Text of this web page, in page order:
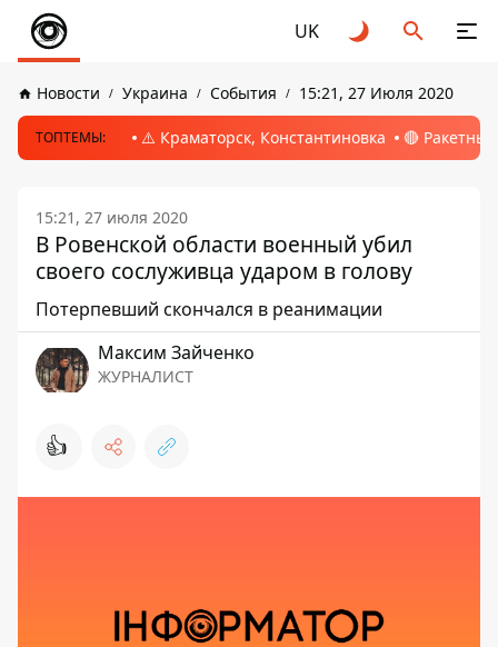
UK
Новости Украина События 15:21, 27 Июля 2020
ТОПТЕМЫ: ⚠️ Краматорск, Константиновка 🔴
15:21, 27 июля 2020
В Ровенской области военный убил
своего сослуживца ударом в голову
Потерпевший скончался в реанимации
Максим Зайченко
ЖУРНАЛИСТ
👍